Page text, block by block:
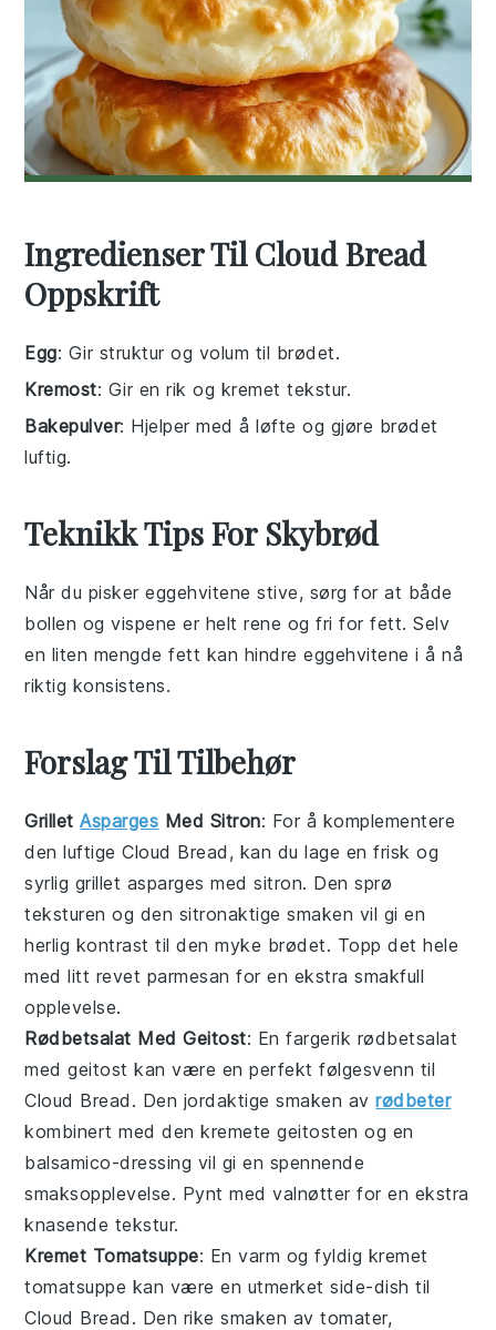
Ingredienser Til Cloud Bread
Oppskrift
Egg: Gir struktur og volum til brødet.
Kremost: Gir en rik og kremet tekstur.
Bakepulver: Hjelper med å løfte og gjøre brødet
luftig.
Teknikk Tips For Skybrød
Når du piskereggehvitene stive, sørg for at både
bollen og vispene er helt rene og fri for fett. Selv
en liten mengde fett kan hindreeggehvitene i å nå
riktig konsistens.
Forslag Til Tilbehør
GrilletAsparges Med Sitron: For å komplementere
den luftigeCloud Bread , kan du lage en frisk og
syrlig grillet asparges med sitron. Den sprø
teksturen og den sitronaktige smaken vil gi en
herlig kontrast til den myke brødet. Topp det hele
med litt revet parmesan for en ekstra smakfull
opplevelse.
Rødbetsalat Med Geitost: En fargerik rødbetsalat
med geitost kan være en perfekt følgesvenn til
Cloud Bread . Den jordaktige smaken avrødbeter
kombinert med den kremete geitosten og en
balsamico-dressing vil gi en spennende
smaksopplevelse. Pynt med valnøtter for en ekstra
knasende tekstur.
Kremet Tomatsuppe: En varm og fyldig kremet
tomatsuppe kan være en utmerket side-dish til
Cloud Bread . Den rike smaken av tomater,